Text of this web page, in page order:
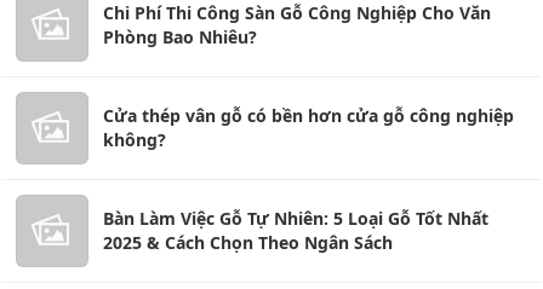
Chi Phí Thi Công Sàn Gỗ Công Nghiệp Cho Văn
Phòng Bao Nhiêu?
Cửa thép vân gỗ có bền hơn cửa gỗ công nghiệp
không?
Bàn Làm Việc Gỗ Tự Nhiên: 5 Loại Gỗ Tốt Nhất
2025 & Cách Chọn Theo Ngân Sách